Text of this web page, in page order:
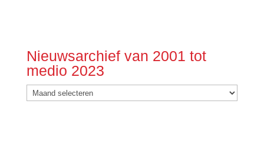
Nieuwsarchief van 2001 tot
medio 2023
Nieuwsarchief
van